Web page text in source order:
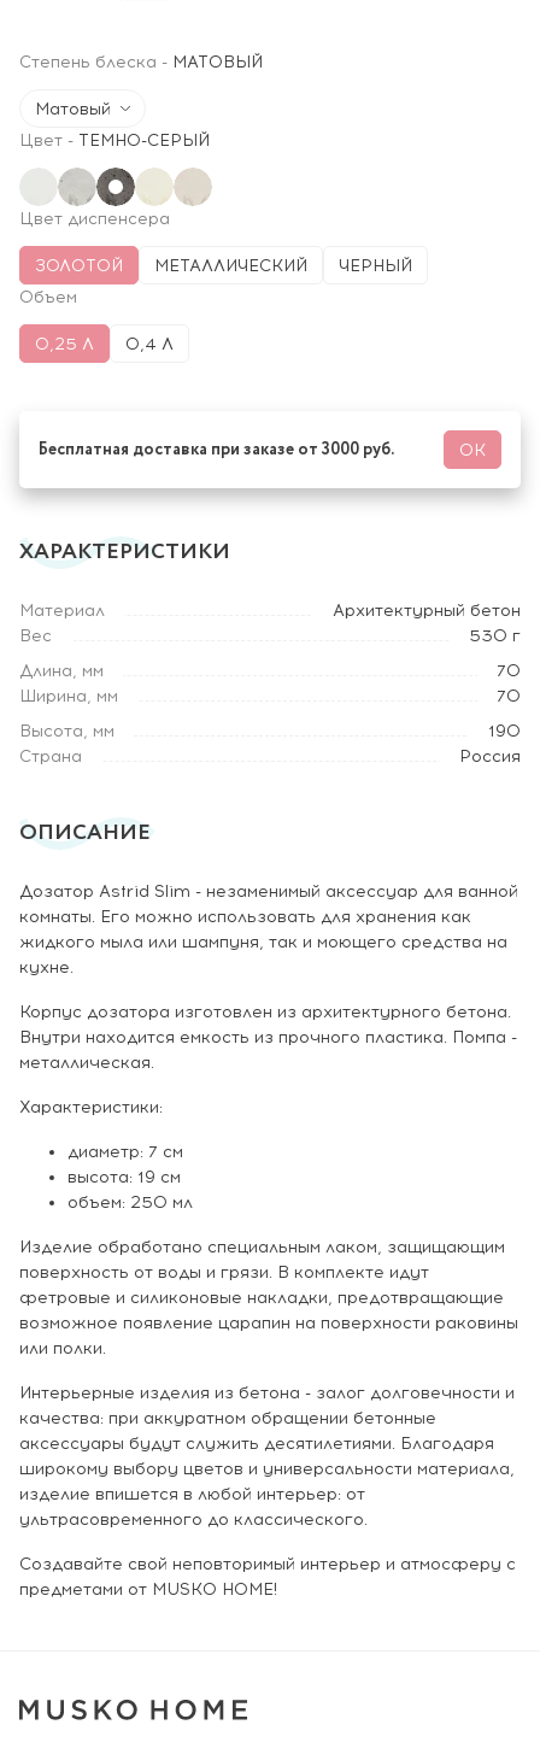
Степень блеска - МАТОВЫЙ
Матовый
Цвет - ТЕМНО-СЕРЫЙ
Цвет диспенсера
ЗОЛОТОЙ МЕТАЛЛИЧЕСКИЙ
ЧЕРНЫЙ
Объем
0,25 Л 0,4 Л
Бесплатная доставка при заказе от 3000 руб. ОК
ХАРАКТЕРИСТИКИ
Материал
Архитектурный бетон
Вес
530 г
Длина, мм
70
Ширина, мм
70
Высота, мм
190
Страна
Россия
ОПИСАНИЕ
Дозатор Astrid Slim - незаменимый аксессуар для ванной
комнаты. Его можно использовать для хранения как
жидкого мыла или шампуня, так и моющего средства на
кухне.
Корпус дозатора изготовлен из архитектурного бетона.
Внутри находится емкость из прочного пластика. Помпа -
металлическая.
Характеристики:
диаметр: 7 см
высота: 19 см
объем: 250 мл
Изделие обработано специальным лаком, защищающим
поверхность от воды и грязи. В комплекте идут
фетровые и силиконовые накладки, предотвращающие
возможное появление царапин на поверхности раковины
или полки.
Интерьерные изделия из бетона - залог долговечности и
качества: при аккуратном обращении бетонные
аксессуары будут служить десятилетиями. Благодаря
широкому выбору цветов и универсальности материала,
изделие впишется в любой интерьер: от
ультрасовременного до классического.
Создавайте свой неповторимый интерьер и атмосферу с
предметами от MUSKO HOME!